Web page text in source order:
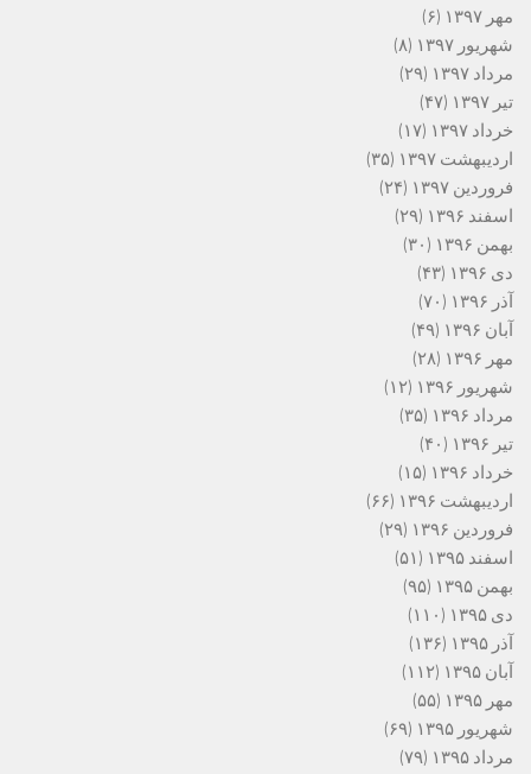
مهر ۱۳۹۷
(۶)
شهریور ۱۳۹۷
(۸)
مرداد ۱۳۹۷
(۲۹)
تیر ۱۳۹۷
(۴۷)
خرداد ۱۳۹۷
(۱۷)
اردیبهشت ۱۳۹۷
(۳۵)
فروردین ۱۳۹۷
(۲۴)
اسفند ۱۳۹۶
(۲۹)
بهمن ۱۳۹۶
(۳۰)
دی ۱۳۹۶
(۴۳)
آذر ۱۳۹۶
(۷۰)
آبان ۱۳۹۶
(۴۹)
مهر ۱۳۹۶
(۲۸)
شهریور ۱۳۹۶
(۱۲)
مرداد ۱۳۹۶
(۳۵)
تیر ۱۳۹۶
(۴۰)
خرداد ۱۳۹۶
(۱۵)
اردیبهشت ۱۳۹۶
(۶۶)
فروردین ۱۳۹۶
(۲۹)
اسفند ۱۳۹۵
(۵۱)
بهمن ۱۳۹۵
(۹۵)
دی ۱۳۹۵
(۱۱۰)
آذر ۱۳۹۵
(۱۳۶)
آبان ۱۳۹۵
(۱۱۲)
مهر ۱۳۹۵
(۵۵)
شهریور ۱۳۹۵
(۶۹)
مرداد ۱۳۹۵
(۷۹)